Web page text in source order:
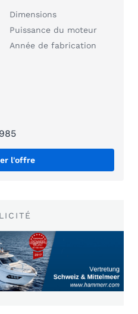
Dimensions
Puissance du moteur
Année de fabrication
l'offre